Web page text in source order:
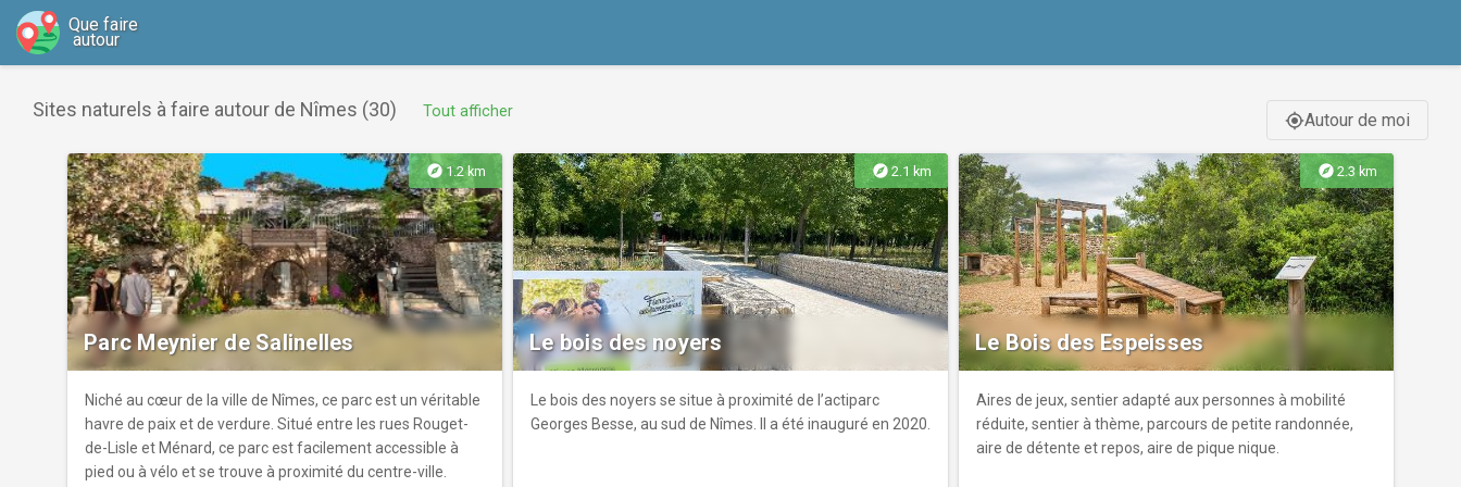
Que faire
autour
Sites naturels à faire autour de Nîmes (30) Tout afficher gps_fixedAutour de moi
explore1.2 km
Parc Meynier de Salinelles
Niché au cœur de la ville de Nîmes, ce parc est un véritable
havre de paix et de verdure. Situé entre les rues Rouget-
de-Lisle et Ménard, ce parc est facilement accessible à
pied ou à vélo et se trouve à proximité du centre-ville.
explore 2.1 km
Le bois des noyers
Le bois des noyers se situe à proximité de l’actiparc
Georges Besse, au sud de Nîmes. Il a été inauguré en 2020.
explore2.3 km
Le Bois des Espeisses
Aires de jeux, sentier adapté aux personnes à mobilité
réduite, sentier à thème, parcours de petite randonnée,
aire de détente et repos, aire de pique nique.